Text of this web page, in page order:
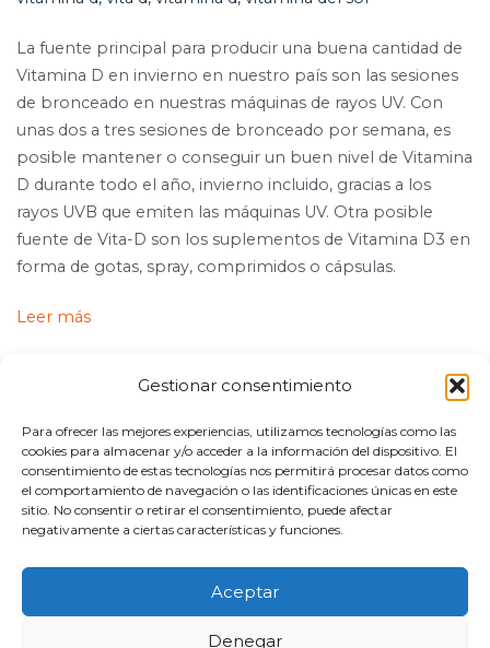
Gestionar consentimiento
Para ofrecer las mejores experiencias, utilizamos tecnologías como las
cookies para almacenar y/o acceder a la información del dispositivo. El
consentimiento de estas tecnologías nos permitirá procesar datos como
el comportamiento de navegación o las identificaciones únicas en este
sitio. No consentir o retirar el consentimiento, puede afectar
negativamente a ciertas características y funciones.
Aceptar
Denegar
La fuente principal para producir una buena cantidad de
Vitamina D en invierno en nuestro país son las sesiones
de bronceado en nuestras máquinas de rayos UV. Con
unas dos a tres sesiones de bronceado por semana, es
posible mantener o conseguir un buen nivel de Vitamina
D durante todo el año, invierno incluido, gracias a los
rayos UVB que emiten las máquinas UV. Otra posible
fuente de Vita-D son los suplementos de Vitamina D3 en
forma de gotas, spray, comprimidos o cápsulas.
Leer más